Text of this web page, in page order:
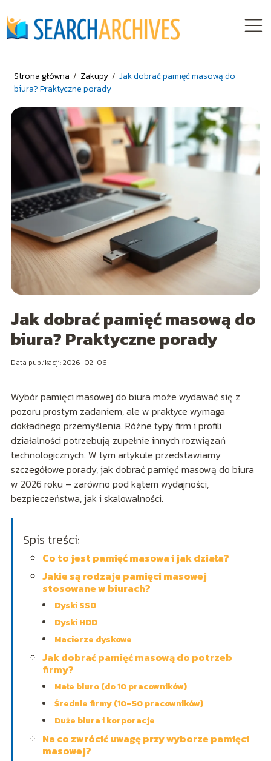
Strona główna / Zakupy / Jak dobrać pamięć masową do
biura? Praktyczne porady
Jak dobrać pamięć masową do
biura? Praktyczne porady
Data publikacji: 2026-02-06
Wybór pamięci masowej do biura może wydawać się z
pozoru prostym zadaniem, ale w praktyce wymaga
dokładnego przemyślenia. Różne typy firm i profili
działalności potrzebują zupełnie innych rozwiązań
technologicznych. W tym artykule przedstawiamy
szczegółowe porady, jak dobrać pamięć masową do biura
w 2026 roku – zarówno pod kątem wydajności,
bezpieczeństwa, jak i skalowalności.
Spis treści:
Co to jest pamięć masowa i jak działa?
Jakie są rodzaje pamięci masowej
stosowane w biurach?
Dyski SSD
Dyski HDD
Macierze dyskowe
Jak dobrać pamięć masową do potrzeb
firmy?
Małe biuro (do 10 pracowników)
Średnie firmy (10–50 pracowników)
Duże biura i korporacje
Na co zwrócić uwagę przy wyborze pamięci
masowej?